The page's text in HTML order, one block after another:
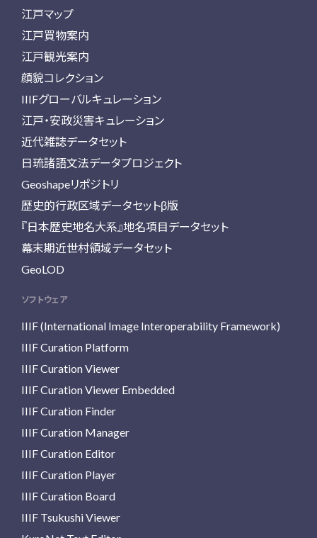
江戸マップ
江戸買物案内
江戸観光案内
顔貌コレクション
IIIFグローバルキュレーション
江戸・安政災害キュレーション
近代雑誌データセット
日琉諸語文法データプロジェクト
Geoshapeリポジトリ
歴史的行政区域データセットβ版
『日本歴史地名大系』地名項目データセット
幕末期近世村領域データセット
GeoLOD
ソフトウェア
IIIF (International Image Interoperability Framework)
IIIF Curation Platform
IIIF Curation Viewer
IIIF Curation Viewer Embedded
IIIF Curation Finder
IIIF Curation Manager
IIIF Curation Editor
IIIF Curation Player
IIIF Curation Board
IIIF Tsukushi Viewer